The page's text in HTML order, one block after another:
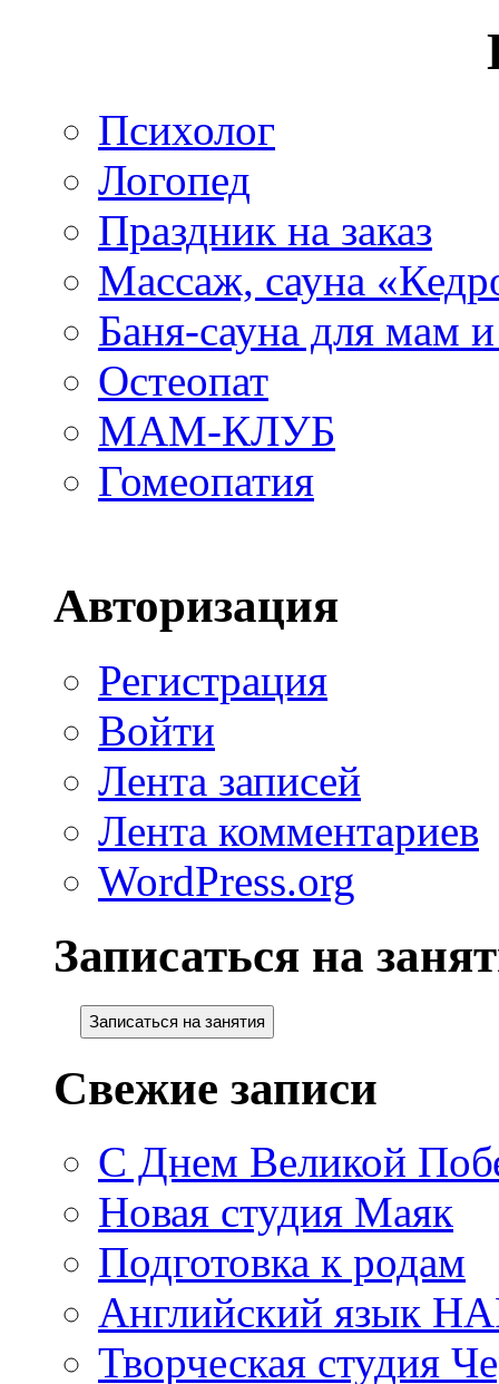
Психолог
Логопед
Праздник на заказ
Массаж, сауна
Баня-сауна для мам
Остеопат
МАМ-КЛУБ
Гомеопатия
Авторизация
Регистрация
Войти
Лента записей
Лента комментариев
WordPress.org
Записаться на
Записаться на занятия
Свежие записи
С Днем Великой
Новая студия Маяк
Подготовка к родам
Английский язык
Творческая студия